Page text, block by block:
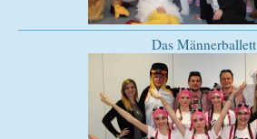
Das Männerballett